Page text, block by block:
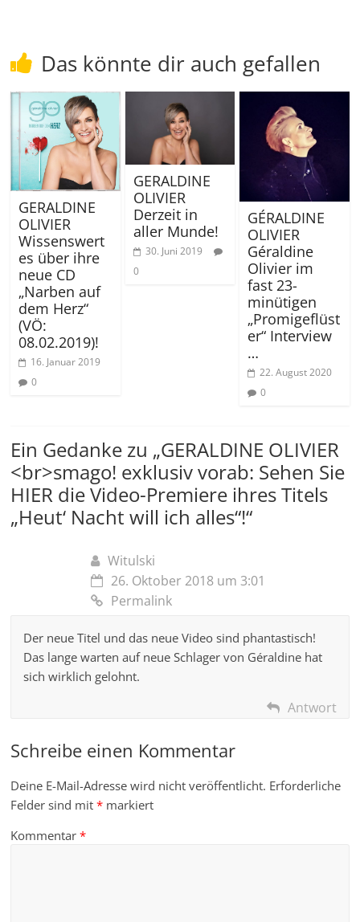
Das könnte dir auch gefallen
GERALDINE
OLIVIER
Wissenswert
es über ihre
neue CD
„Narben auf
dem Herz“
(VÖ:
08.02.2019)!
16. Januar 2019
0
GERALDINE
OLIVIER
Derzeit in
aller Munde!
30. Juni 2019
0
GÉRALDINE
OLIVIER
Géraldine
Olivier im
fast 23-
minütigen
„Promigeflüst
er“ Interview
…
22. August 2020
0
Ein Gedanke zu „GERALDINE OLIVIER
<br>smago! exklusiv vorab: Sehen Sie
HIER die Video-Premiere ihres Titels
„Heut‘ Nacht will ich alles“!“
Witulski
26. Oktober 2018 um 3:01
Permalink
Der neue Titel und das neue Video sind phantastisch!
Das lange warten auf neue Schlager von Géraldine hat
sich wirklich gelohnt.
Antwort
Schreibe einen Kommentar
Deine E-Mail-Adresse wird nicht veröffentlicht. Erforderliche
Felder sind mit* markiert
Kommentar*